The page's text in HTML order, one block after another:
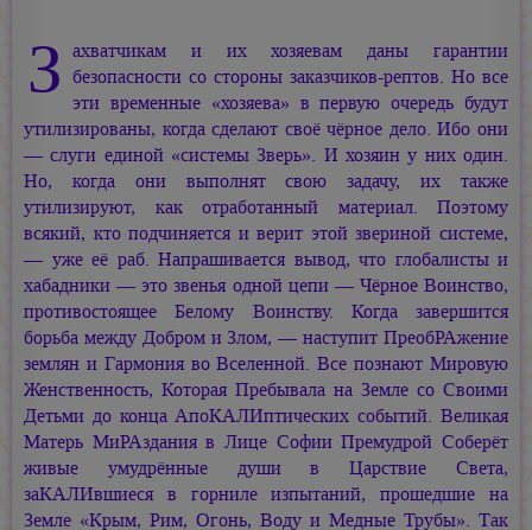
З ахватчикам и их хозяевам даны гарантии
безопасности со стороны заказчиков-рептов. Но все
эти временные «хозяева» в первую очередь будут
утилизированы, когда сделают своё чёрное дело. Ибо они
— слуги единой «системы Зверь». И хозяин у них один.
Но, когда они выполнят свою задачу, их также
утилизируют, как отработанный материал. Поэтому
всякий, кто подчиняется и верит этой звериной системе,
— уже её раб. Напрашивается вывод, что глобалисты и
хабадники — это звенья одной цепи — Чёрное Воинство,
противостоящее Белому Воинству. Когда завершится
борьба между Добром и Злом, — наступит ПреобРАжение
землян и Гармония во Вселенной. Все познают Мировую
Женственность, Которая Пребывала на Земле со Своими
Детьми до конца АпоКАЛИптических событий. Великая
Матерь МиРАздания в Лице Софии Премудрой Соберёт
живые умудрённые души в Царствие Света,
заКАЛИвшиеся в горниле изпытаний, прошедшие на
Земле «Крым, Рим, Огонь, Воду и Медные Трубы». Так